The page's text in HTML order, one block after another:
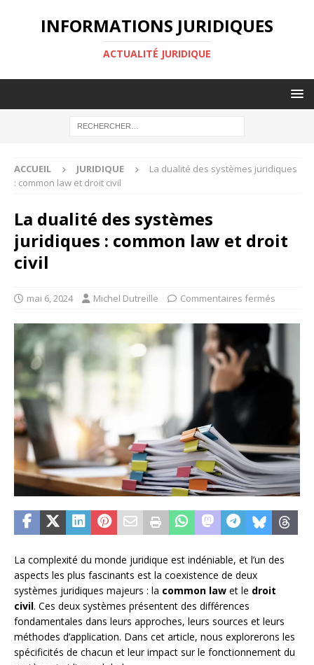
INFORMATIONS JURIDIQUES
ACTUALITÉ JURIDIQUE
ACCUEIL JURIDIQUE
La dualité des systèmes juridiques
: common law et droit civil
La dualité des systèmes
juridiques : common law et droit
civil
mai 6, 2024 Michel Dutreille Commentaires fermés
La complexité du monde juridique est indéniable, et l’un des
aspects les plus fascinants est la coexistence de deux
systèmes juridiques majeurs : la common law et le droit
civil. Ces deux systèmes présentent des différences
fondamentales dans leurs approches, leurs sources et leurs
méthodes d’application. Dans cet article, nous explorerons les
spécificités de chacun et leur impact sur le fonctionnement du